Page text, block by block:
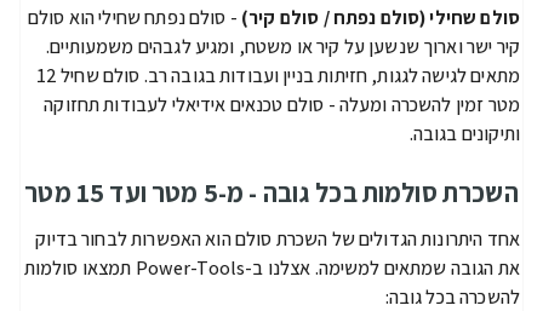
סולם שחילי (סולם נפתח / סולם קיר) - סולם נפתח שחילי הוא סולם
קיר ישר וארוך שנשען על קיר או משטח, ומגיע לגבהים משמעותיים.
מתאים לגישה לגגות, חזיתות בניין ועבודות בגובה רב. סולם שחיל 12
מטר זמין להשכרה ומעלה - סולם טכנאים אידיאלי לעבודות תחזוקה
ותיקונים בגובה.
השכרת סולמות בכל גובה - מ-5 מטר ועד 15 מטר
אחד היתרונות הגדולים של השכרת סולם הוא האפשרות לבחור בדיוק
את הגובה שמתאים למשימה. אצלנו ב-Power-Tools תמצאו סולמות
להשכרה בכל גובה: